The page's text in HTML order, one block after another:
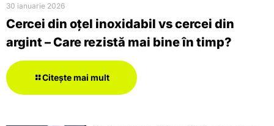
30 ianuarie 2026
Cercei din oțel inoxidabil vs cercei din
argint – Care rezistă mai bine în timp?
Citește mai mult